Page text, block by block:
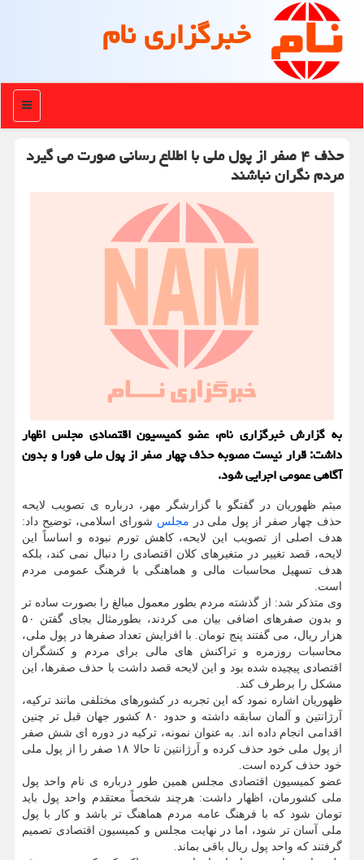
خبرگزاری نام
منو
حذف ۴ صفر از پول ملی با اطلاع رسانی صورت می گیرد
مردم نگران نباشند
به گزارش خبرگزاری نام، عضو کمیسیون اقتصادی مجلس اظهار
داشت: قرار نیست مصوبه حذف چهار صفر از پول ملی فورا و بدون
آگاهی عمومی اجرایی شود.
میثم ظهوریان در گفتگو با گزارشگر مهر، درباره ی تصویب لایحه
حذف چهار صفر از پول ملی در مجلس شورای اسلامی، توضیح داد:
هدف اصلی از تصویب این لایحه، کاهش تورم نبوده و اساساً این
لایحه، قصد تغییر در متغیرهای کلان اقتصادی را دنبال نمی کند، بلکه
هدف تسهیل محاسبات مالی و هماهنگی با فرهنگ عمومی مردم
است.
وی متذکر شد: از گذشته مردم بطور معمول مبالغ را بصورت ساده تر
و بدون صفرهای اضافی بیان می کردند، بطورمثال بجای گفتن ۵۰
هزار ریال، می گفتند پنج تومان. با افزایش تعداد صفرها در پول ملی،
محاسبات روزمره و تراکنش های مالی برای مردم و کنشگران
اقتصادی پیچیده شده بود و این لایحه قصد داشت با حذف صفرها، این
مشکل را برطرف کند.
ظهوریان اشاره نمود که این تجربه در کشورهای مختلفی مانند ترکیه،
آرژانتین و آلمان سابقه داشته و حدود ۸۰ کشور جهان قبل تر چنین
اقدامی انجام داده اند. به عنوان نمونه، ترکیه در دوره ای شش صفر
از پول ملی خود حذف کرده و آرژانتین تا حالا ۱۸ صفر را از پول ملی
خود حذف کرده است.
عضو کمیسیون اقتصادی مجلس همین طور درباره ی نام واحد پول
ملی کشورمان، اظهار داشت: هرچند شخصاً معتقدم واحد پول باید
تومان شود که با فرهنگ عامه مردم هماهنگ تر باشد و کار با پول
ملی آسان تر شود، اما در نهایت مجلس و کمیسیون اقتصادی تصمیم
گرفتند که واحد پول ریال باقی بماند.